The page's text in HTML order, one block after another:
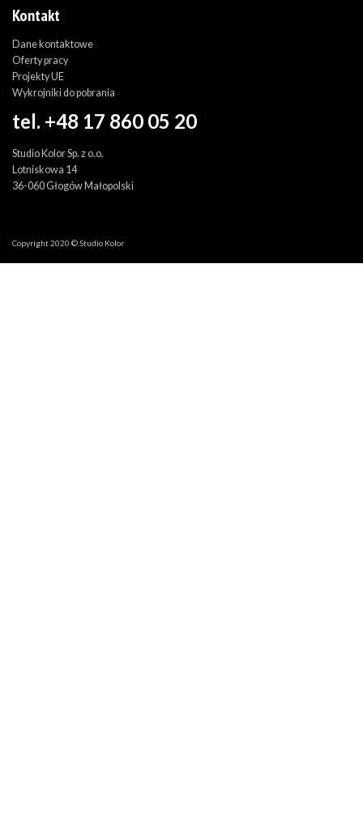
Kontakt
Dane kontaktowe
Oferty pracy
Projekty UE
Wykrojniki do pobrania
tel. +48 17 860 05 20
Studio Kolor Sp. z o.o.
Lotniskowa 14
36-060 Głogów Małopolski
Copyright 2020 © Studio Kolor